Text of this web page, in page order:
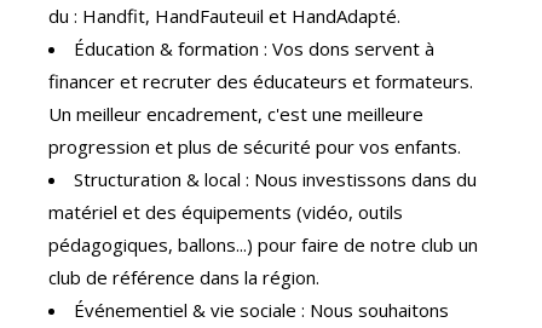
du : Handfit, HandFauteuil et HandAdapté.
Éducation & formation : Vos dons servent à
financer et recruter des éducateurs et formateurs.
Un meilleur encadrement, c'est une meilleure
progression et plus de sécurité pour vos enfants.
Structuration & local : Nous investissons dans du
matériel et des équipements (vidéo, outils
pédagogiques, ballons...) pour faire de notre club un
club de référence dans la région.
Événementiel & vie sociale : Nous souhaitons